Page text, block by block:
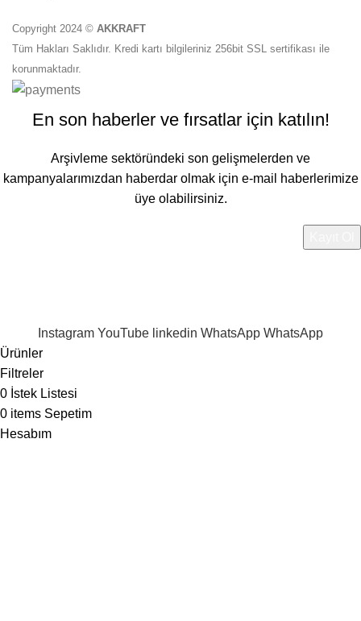
Copyright 2024 © AKKRAFT
Tüm Hakları Saklıdır. Kredi kartı bilgileriniz 256bit SSL sertifikası ile
korunmaktadır.
En son haberler ve fırsatlar için katılın!
Arşivleme sektöründeki son gelişmelerden ve
kampanyalarımızdan haberdar olmak için e-mail haberlerimize
üye olabilirsiniz.
Instagram YouTube linkedin WhatsApp WhatsApp
Ürünler
Filtreler
0 İstek Listesi
0 items Sepetim
Hesabım